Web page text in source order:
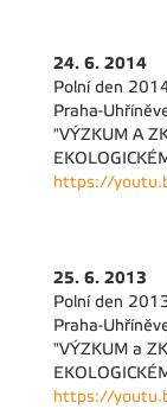
24. 6. 2014
Polní den
Praha-
"VÝZKUM A
https://
25. 6. 2013
Polní den
Praha-
"VÝZKUM a
https://